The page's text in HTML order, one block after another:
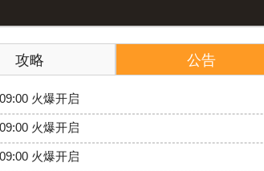
攻略 公告
火爆开启
火爆开启
火爆开启